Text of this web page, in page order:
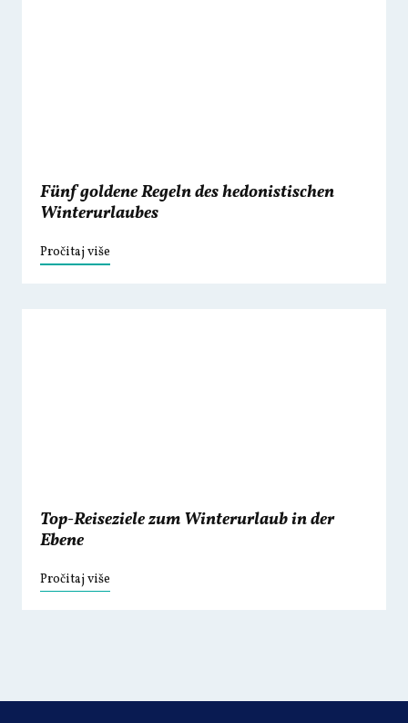
Fünf goldene Regeln des hedonistischen
Winterurlaubes
Pročitaj više
Top-Reiseziele zum Winterurlaub in der
Ebene
Pročitaj više